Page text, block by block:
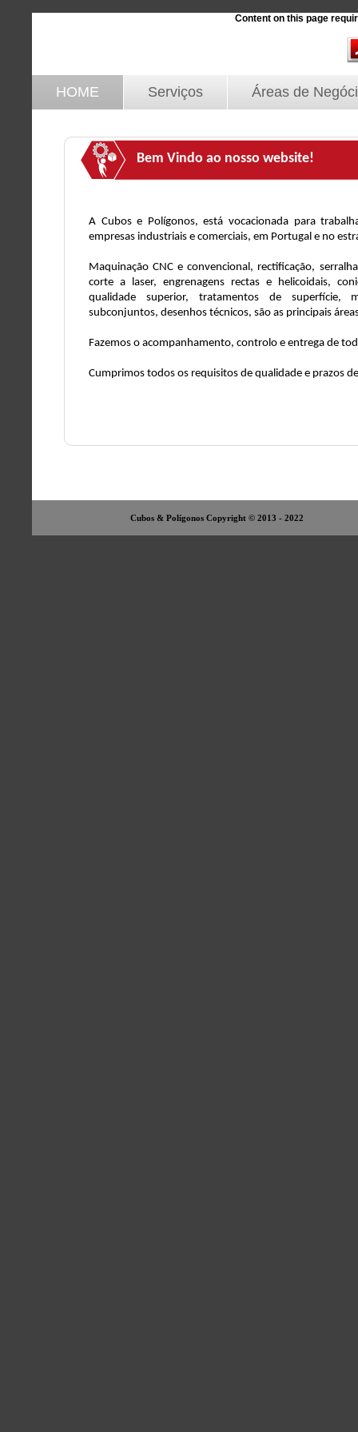
Content on this page
HOME Serviços Áreas de
Bem Vindo ao nosso website!
A Cubos e Polígonos, está vocacionada para
empresas industriais e comerciais, em Portugal e no
Maquinação CNC e convencional, rectificação,
corte a laser, engrenagens rectas e helicoidais,
qualidade superior, tratamentos de superfície,
subconjuntos, desenhos técnicos, são as principais
Fazemos o acompanhamento, controlo e entrega de
Cumprimos todos os requisitos de qualidade e prazos
Cubos & Polígonos Copyright